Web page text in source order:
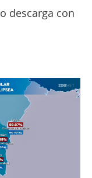
descarga con